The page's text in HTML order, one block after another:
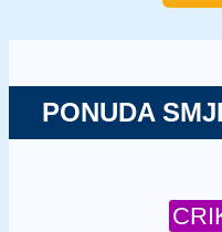
PONUDA